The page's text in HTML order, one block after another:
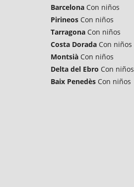
Barcelona Con niños
Pirineos Con niños
Tarragona Con niños
Costa Dorada Con niños
Montsià Con niños
Delta del Ebro Con niños
Baix Penedès Con niños